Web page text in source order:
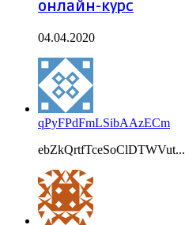
онлайн-курс
04.04.2020
qPyFPdFmLSibAAzECm
ebZkQrtfTceSoClDTWVut...